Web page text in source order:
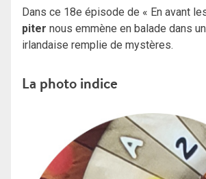
Dans ce 18e épisode de « En avant
piter nous emmène en balade dans
irlandaise remplie de mystères.
La photo indice